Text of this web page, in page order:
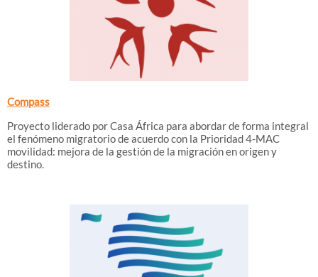
Compass
Proyecto liderado por Casa África para abordar de forma integral
el fenómeno migratorio de acuerdo con la Prioridad 4-MAC
movilidad: mejora de la gestión de la migración en origen y
destino.